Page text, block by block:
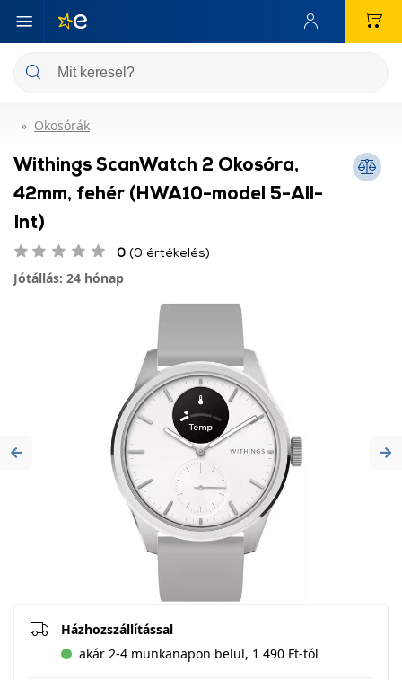
Okosórák
Withings ScanWatch 2 Okosóra,
42mm, fehér (HWA10-model 5-All-
Int)
0 (0 értékelés)
Jótállás: 24 hónap
Previous
Házhozszállítással
akár 2-4 munkanapon belül, 1 490 Ft-tól